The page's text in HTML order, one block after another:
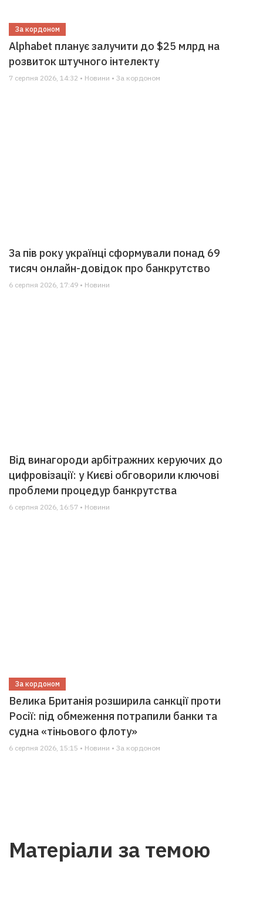
За кордоном
Alphabet планує залучити до $25 млрд на
розвиток штучного інтелекту
7 серпня 2026, 14:32 • Новини • За кордоном
За пів року українці сформували понад 69
тисяч онлайн-довідок про банкрутство
6 серпня 2026, 17:49 • Новини
Від винагороди арбітражних керуючих до
цифровізації: у Києві обговорили ключові
проблеми процедур банкрутства
6 серпня 2026, 16:57 • Новини
За кордоном
Велика Британія розширила санкції проти
Росії: під обмеження потрапили банки та
судна «тіньового флоту»
6 серпня 2026, 15:15 • Новини • За кордоном
Матеріали за темою